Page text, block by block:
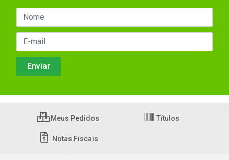
Meus Pedidos Títulos
Notas Fiscais